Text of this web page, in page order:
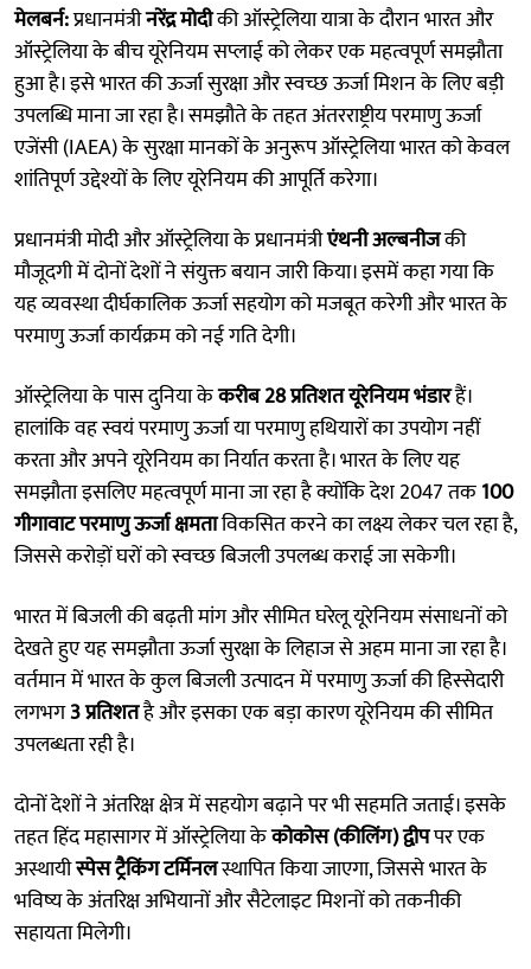
मेलबर्न:प्रधानमंत्रीनरेंद्र मोदीकी ऑस्ट्रेलिया यात्रा के दौरान भारत और
ऑस्ट्रेलिया के बीच यूरेनियम सप्लाई को लेकर एक महत्वपूर्ण समझौता
हुआ है। इसे भारत की ऊर्जा सुरक्षा और स्वच्छ ऊर्जा मिशन के लिए बड़ी
उपलब्धि माना जा रहा है। समझौते के तहत अंतरराष्ट्रीय परमाणु ऊर्जा
एजेंसी (IAEA) के सुरक्षा मानकों के अनुरूप ऑस्ट्रेलिया भारत को केवल
शांतिपूर्ण उद्देश्यों के लिए यूरेनियम की आपूर्ति करेगा।
प्रधानमंत्री मोदी और ऑस्ट्रेलिया के प्रधानमंत्रीएंथनी अल्बनीजकी
मौजूदगी में दोनों देशों ने संयुक्त बयान जारी किया। इसमें कहा गया कि
यह व्यवस्था दीर्घकालिक ऊर्जा सहयोग को मजबूत करेगी और भारत के
परमाणु ऊर्जा कार्यक्रम को नई गति देगी।
ऑस्ट्रेलिया के पास दुनिया केकरीब 28 प्रतिशत यूरेनियम भंडारहैं।
हालांकि वह स्वयं परमाणु ऊर्जा या परमाणु हथियारों का उपयोग नहीं
करता और अपने यूरेनियम का निर्यात करता है। भारत के लिए यह
समझौता इसलिए महत्वपूर्ण माना जा रहा है क्योंकि देश 2047 तक100
गीगावाट परमाणु ऊर्जा क्षमताविकसित करने का लक्ष्य लेकर चल रहा है,
जिससे करोड़ों घरों को स्वच्छ बिजली उपलब्ध कराई जा सकेगी।
भारत में बिजली की बढ़ती मांग और सीमित घरेलू यूरेनियम संसाधनों को
देखते हुए यह समझौता ऊर्जा सुरक्षा के लिहाज से अहम माना जा रहा है।
वर्तमान में भारत के कुल बिजली उत्पादन में परमाणु ऊर्जा की हिस्सेदारी
लगभग3 प्रतिशतहै और इसका एक बड़ा कारण यूरेनियम की सीमित
उपलब्धता रही है।
दोनों देशों ने अंतरिक्ष क्षेत्र में सहयोग बढ़ाने पर भी सहमति जताई। इसके
तहत हिंद महासागर में ऑस्ट्रेलिया केकोकोस (कीलिंग) द्वीपपर एक
अस्थायीस्पेस ट्रैकिंग टर्मिनलस्थापित किया जाएगा, जिससे भारत के
भविष्य के अंतरिक्ष अभियानों और सैटेलाइट मिशनों को तकनीकी
सहायता मिलेगी।